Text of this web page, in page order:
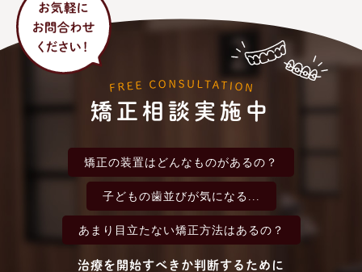
矯正相談実施中
矯正の装置は どんなものがあるの？
子どもの歯並びが気になる...
あまり目立たない矯正方法はあるの？
治療を開始すべきか判断するために